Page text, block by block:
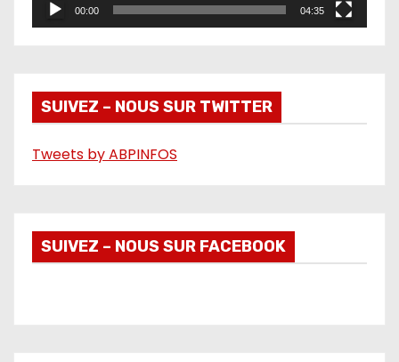
v
o
00:00 04:35
SUIVEZ – NOUS SUR TWITTER
Tweets by ABPINFOS
SUIVEZ – NOUS SUR FACEBOOK